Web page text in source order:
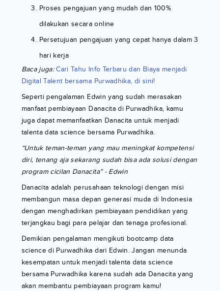
Proses pengajuan yang mudah dan 100%
dilakukan secara online
Persetujuan pengajuan yang cepat hanya dalam 3
hari kerja
Baca juga: Cari Tahu Info Terbaru dan Biaya menjadi
Digital Talent bersama Purwadhika, di sini!
Seperti pengalaman Edwin yang sudah merasakan
manfaat pembiayaan Danacita di Purwadhika, kamu
juga dapat memanfaatkan Danacita untuk menjadi
talenta data science bersama Purwadhika.
“Untuk teman-teman yang mau meningkat kompetensi
diri, tenang aja sekarang sudah bisa ada solusi dengan
program cicilan Danacita” - Edwin
Danacita adalah perusahaan teknologi dengan misi
membangun masa depan generasi muda di Indonesia
dengan menghadirkan pembiayaan pendidikan yang
terjangkau bagi para pelajar dan tenaga profesional.
Demikian pengalaman mengikuti bootcamp data
science di Purwadhika dari Edwin. Jangan menunda
kesempatan untuk menjadi talenta data science
bersama Purwadhika karena sudah ada Danacita yang
akan membantu pembiayaan program kamu!